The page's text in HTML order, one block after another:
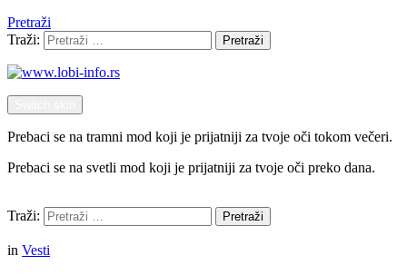
Pretraži
Traži:
Pretraži
Prebaci se na tramni mod koji je prijatniji za tvoje oči tokom večeri.
Prebaci se na svetli mod koji je prijatniji za tvoje oči preko dana.
Traži:
Pretraži
in Vesti